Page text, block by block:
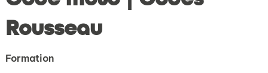
Rousseau
Formation